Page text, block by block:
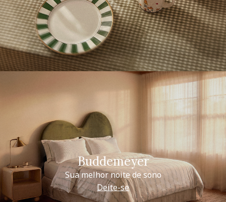
Buddemeyer
Sua melhor noite de sono
Deite-se